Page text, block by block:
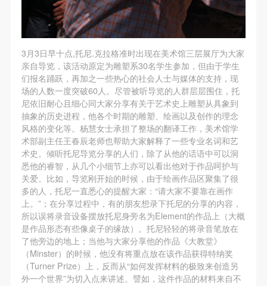
3月3日早十点,托尼.克拉格准时出现在美术馆三层展厅为大家
亲自导览，该活动原定为雕塑系30名学生参加，但由于学生
们报名踊跃，再加之一些热心的社会人士与媒体的支持，现
场的人数一度突破60人。尽管被听导览的人群层层围住，托
尼依旧耐心且细心同大家分享有关于艺术史上雕塑从具象到
抽象的历史进程，他各个时期的雕塑、绘画以及创作的理念
风格的变化等。杨慧女士承担了整场的翻译工作，美术馆学
术部副主任王春辰老师也帮助大家解释了一些专业名词和艺
术史。倾听托尼导览分享的人们，除了从他的话语中可以洞
悉他的睿智，从几个小细节上亦可以看出他对于作品呵护与
关爱。比如，导览刚开始的时候，由于绘画作品区聚集了很
多的人，托尼一直悉心的提醒大家：“请大家不要靠在画作
上。”；在分享过程中，有的朋友想录下托尼的分享的内容，
所以误将录音设备摆放托尼身旁名为Element的作品上（大概
是作品形态有些像桌子的缘故）。托尼轻轻的将录音笔放在
了他旁边的地上；当他与大家分享他的作品《大教堂》
（Minster）的时候，他没有将重点放在该作品获得特纳奖
（Turner Prize）上，反而从“如何发挥材料的极致来创造另
外一个世界”为切入点来讲述。譬如，这件作品的材料来自不
后，视作其家属也已知晓并同意。
我已认真阅读上述条款，并且同意。
后，视作其家属也已知晓并同意。
我已认真阅读上述条款，并且同意。
后，视作其家属也已知晓并同意。
我已认真阅读上述条款，并且同意。